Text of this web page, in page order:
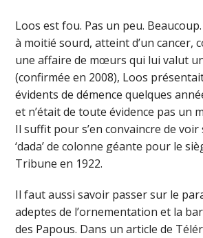
Loos est fou. Pas un peu.
à moitié sourd, atteint d’un cancer,
une affaire de mœurs qui lui valut
(confirmée en 2008), Loos
évidents de démence quelques
et n’était de toute évidence pas un
Il suffit pour s’en convaincre de
‘dada’ de colonne géante pour le
Tribune en 1922.
Il faut aussi savoir passer sur le
adeptes de l’ornementation et la
des Papous. Dans un article de